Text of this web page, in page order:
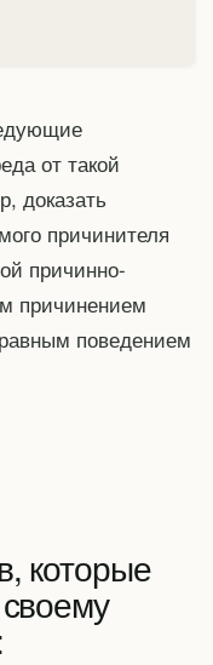
от такой
доказать
причинителя
причинно-
причинением
поведением
которые